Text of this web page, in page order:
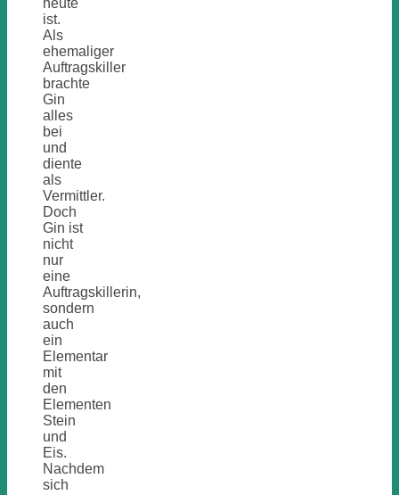
ist.
Als
ehemaliger
Auftragskiller
brachte
Gin
alles
bei
und
diente
als
Vermittler.
Doch
Gin ist
nicht
nur
eine
Auftragskillerin,
sondern
auch
ein
Elementar
mit
den
Elementen
Stein
und
Eis.
Nachdem
sich